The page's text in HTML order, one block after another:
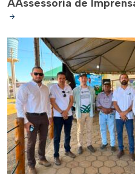
AAssessoria de